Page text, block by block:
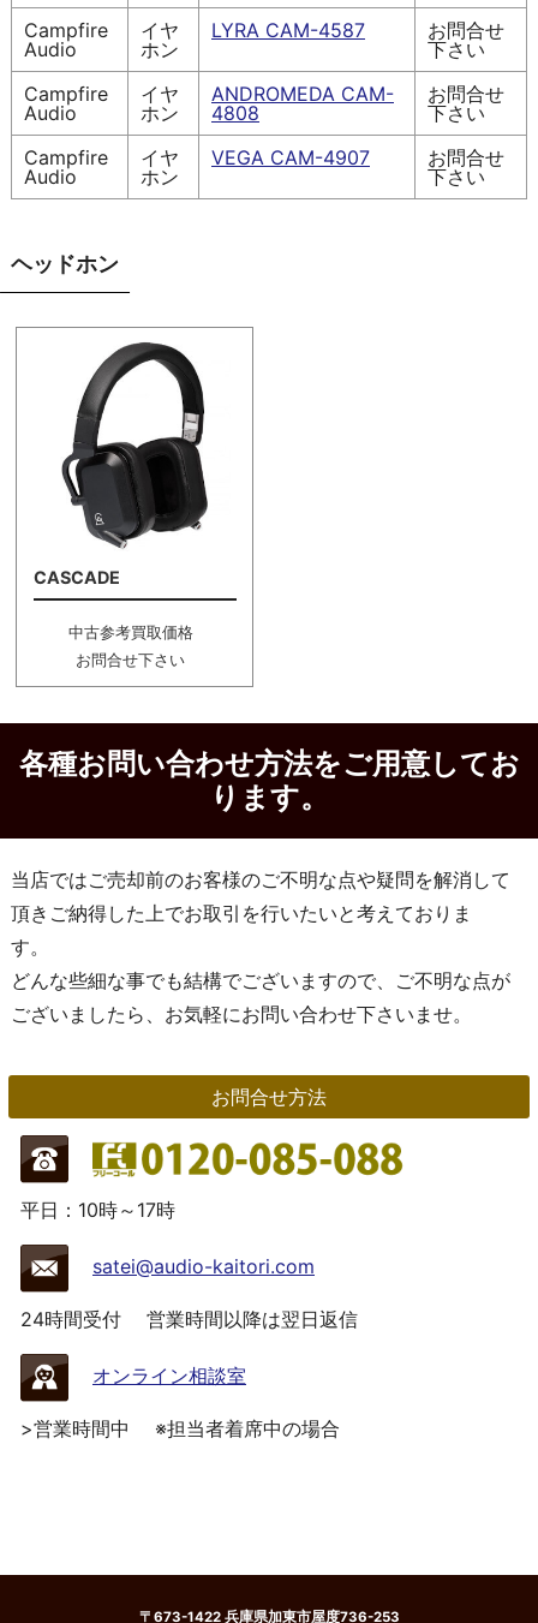
Campfire
Audio
イヤ
ホン
LYRA CAM-4587
お問合せ
下さい
Campfire
Audio
イヤ
ホン
ANDROMEDA CAM-
4808
お問合せ
下さい
Campfire
Audio
イヤ
ホン
VEGA CAM-4907
お問合せ
下さい
ヘッドホン
CASCADE
中古参考買取価格
お問合せ下さい
各種お問い合わせ方法をご用意してお
ります。
当店ではご売却前のお客様のご不明な点や疑問を解消して
頂きご納得した上でお取引を行いたいと考えておりま
す。
どんな些細な事でも結構でございますので、ご不明な点が
ございましたら、お気軽にお問い合わせ下さいませ。
お問合せ方法
平日：10時～17時
satei@audio-kaitori.com
24時間受付 営業時間以降は翌日返信
オンライン相談室
>営業時間中 ※担当者着席中の場合
〒673-1422 兵庫県加東市屋度736-253